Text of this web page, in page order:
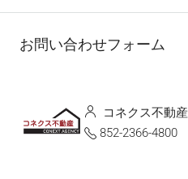
お問い合わせフォーム
コネクス不動産
852-2366-4800